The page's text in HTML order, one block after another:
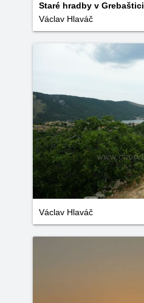
Staré hradby v Grebaštici
Václav Hlaváč
Václav Hlaváč